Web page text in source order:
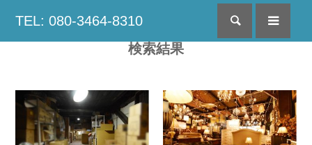
TEL: 080-3464-8310 検索
検索結果